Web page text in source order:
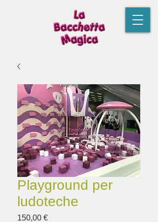
Playground per
ludoteche
150,00 €Prezzo